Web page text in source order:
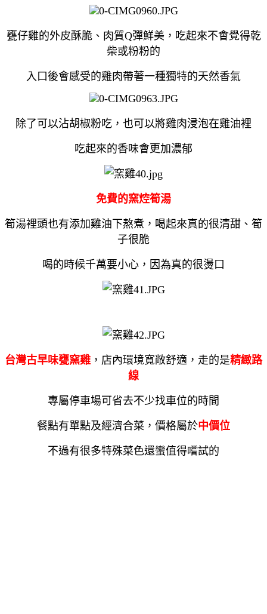
甕仔雞的外皮酥脆、肉質Q彈鮮美，吃起來不會覺得乾
柴或粉粉的
入口後會感受的雞肉帶著一種獨特的天然香氣
除了可以沾胡椒粉吃，也可以將雞肉浸泡在雞油裡
吃起來的香味會更加濃郁
免費的窯焢筍湯
筍湯裡頭也有添加雞油下熬煮，喝起來真的很清甜、筍
子很脆
喝的時候千萬要小心，因為真的很燙口
台灣古早味甕窯雞 ，店內環境寬敞舒適，走的是精緻路
線
專屬停車場可省去不少找車位的時間
餐點有單點及經濟合菜，價格屬於中價位
不過有很多特殊菜色還蠻值得嚐試的